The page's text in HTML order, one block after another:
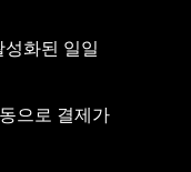
화된 일일
으로 결제가